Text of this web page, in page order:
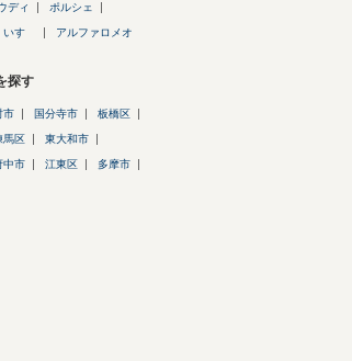
ディ ポルシェ
いすゞ アルファロメオ
探す
市 国分寺市 板橋区
馬区 東大和市
中市 江東区 多摩市